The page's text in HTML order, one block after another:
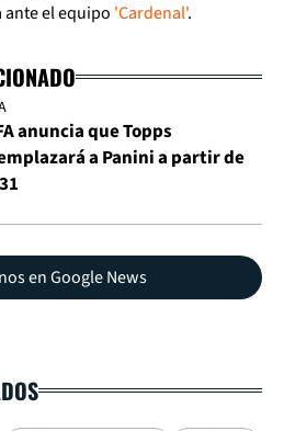
el equipo 'Cardenal'.
anuncia que Topps
a Panini a partir de
en Google News